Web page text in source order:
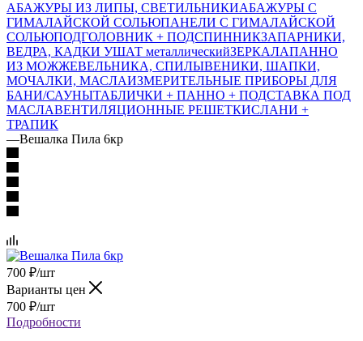
АБАЖУРЫ ИЗ ЛИПЫ, СВЕТИЛЬНИКИАБАЖУРЫ С
ГИМАЛАЙСКОЙ СОЛЬЮПАНЕЛИ С ГИМАЛАЙСКОЙ
СОЛЬЮПОДГОЛОВНИК + ПОДСПИННИКЗАПАРНИКИ,
ВЕДРА, КАДКИ УШАТ металлическийЗЕРКАЛАПАННО
ИЗ МОЖЖЕВЕЛЬНИКА, СПИЛЫВЕНИКИ, ШАПКИ,
МОЧАЛКИ, МАСЛАИЗМЕРИТЕЛЬНЫЕ ПРИБОРЫ ДЛЯ
БАНИ/САУНЫТАБЛИЧКИ + ПАННО + ПОДСТАВКА ПОД
МАСЛАВЕНТИЛЯЦИОННЫЕ РЕШЕТКИСЛАНИ +
ТРАПИК
—Вешалка Пила 6кр
700 ₽/шт
Варианты цен
700 ₽/шт
Подробности